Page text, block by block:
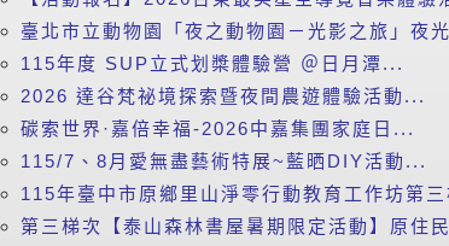
臺北市立動物園「夜之動物園－光影之旅」夜
115年度 SUP立式划槳體驗營 ＠日月潭...
2026 達谷梵祕境探索暨夜間農遊體驗活動...
碳索世界·嘉倍幸福-2026中嘉集團家庭日...
115/7、8月愛無盡藝術特展~藍晒DIY活動...
115年臺中市原鄉里山淨零行動教育工作坊第
第三梯次【泰山森林書屋暑期限定活動】原住